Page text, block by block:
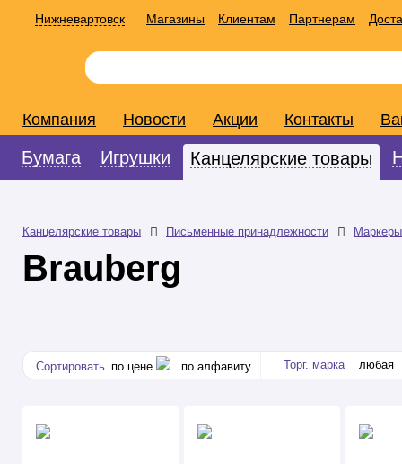
Нижневартовск Магазины Клиентам Партнерам
Компания Новости Акции Контакты
Бумага Игрушки Канцелярские товары
Канцелярские товары Письменные принадлежности Маркеры
Brauberg
Сортировать по цене по алфавиту Торг. марка любая